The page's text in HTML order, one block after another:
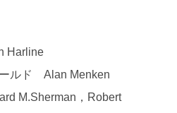
Harline
ルド Alan Menken
M.Sherman，Robert